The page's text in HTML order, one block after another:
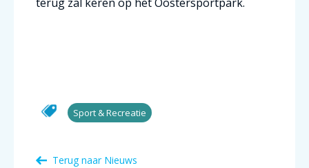
Sport & Recreatie
Terug naar Nieuws